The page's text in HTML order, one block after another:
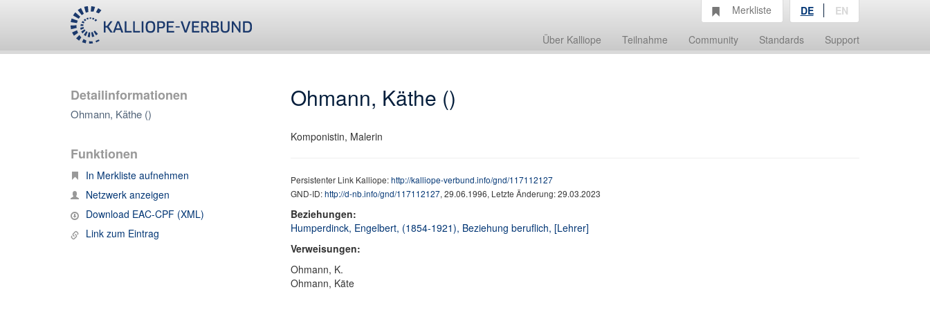
Über Kalliope Teilnahme Community Standards Support
Merkliste DE EN
Detailinformationen
Ohmann, Käthe ()
Funktionen
In Merkliste aufnehmen
Netzwerk anzeigen
Download EAC-CPF (XML)
Link zum Eintrag
Ohmann, Käthe ()
Komponistin, Malerin
Persistenter Link Kalliope:http://kalliope-verbund.info/gnd/117112127
GND-ID:http://d-nb.info/gnd/117112127, 29.06.1996, Letzte Änderung: 29.03.2023
Beziehungen:
Humperdinck, Engelbert, (1854-1921), Beziehung beruflich, [Lehrer]
Verweisungen:
Ohmann, K.
Ohmann, Käte